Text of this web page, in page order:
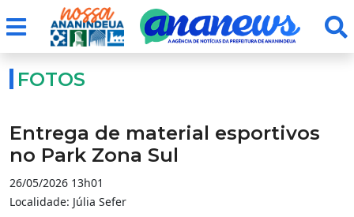
FOTOS
Entrega de material esportivos
no Park Zona Sul
26/05/2026 13h01
Localidade: Júlia Sefer